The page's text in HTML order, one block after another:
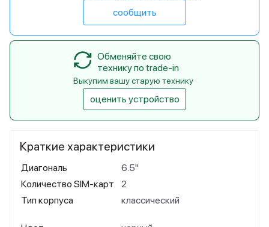
Краткие характеристики
Диагональ
6.5"
Количество SIM-карт
2
Тип корпуса
классический
сообщить
Обменяйте свою
технику по trade-in
Выкупим вашу старую технику
оценить устройство